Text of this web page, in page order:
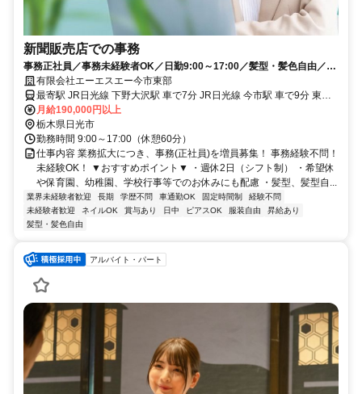
新聞販売店での事務
事務正社員／事務未経験者OK／日勤9:00～17:00／髪型・髪色自由／ピ
アス・ネイルOK
有限会社エーエスエー今市東部
最寄駅 JR日光線 下野大沢駅 車で7分 JR日光線 今市駅 車で9分 東武
日光線 下今市駅 車で8分
月給190,000円以上
栃木県日光市
勤務時間 9:00～17:00（休憩60分）
仕事内容 業務拡大につき、事務(正社員)を増員募集！ 事務経験不問！
未経験OK！ ▼おすすめポイント▼ ・週休2日（シフト制） ・希望休
や保育園、幼稚園、学校行事等でのお休みにも配慮 ・髪型、髪型自...
業界未経験者歓迎 長期 学歴不問 車通勤OK 固定時間制
経験不問
未経験者歓迎
ネイルOK 賞与あり 日中 ピアスOK 服装自由
昇給あり
髪型・髪色自由
アルバイト・パート